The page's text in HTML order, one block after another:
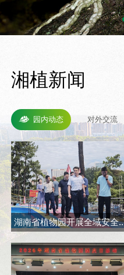
湘植新闻
园内动态 对外交流
湖南省植物园开展全域安全..